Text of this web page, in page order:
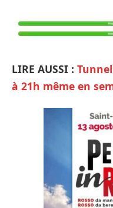
LIRE AUSSI :
à 21h même en